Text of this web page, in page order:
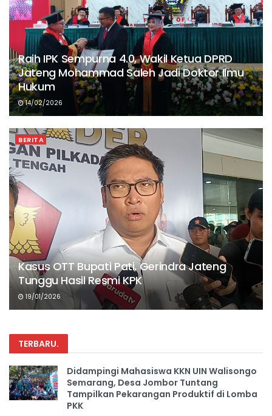
Raih IPK Sempurna 4.0, Wakil Ketua DPRD
Jateng Mohammad Saleh Jadi Doktor Ilmu
Hukum
14/02/2026
BERITA
Kasus OTT Bupati Pati, Gerindra Jateng
Tunggu Hasil Resmi KPK
19/01/2026
TERBARU.
Didampingi Mahasiswa KKN UIN Walisongo
Semarang, Desa Jombor Tuntang
Tampilkan Pekarangan Produktif di Lomba
PKK